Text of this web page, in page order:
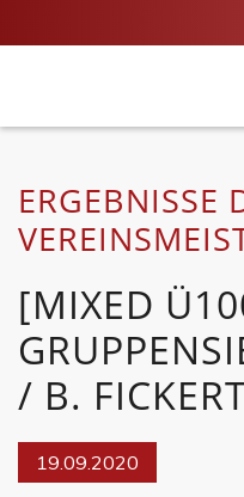
ERGEBNISSE
[MIXED
/ B.
19.09.2020